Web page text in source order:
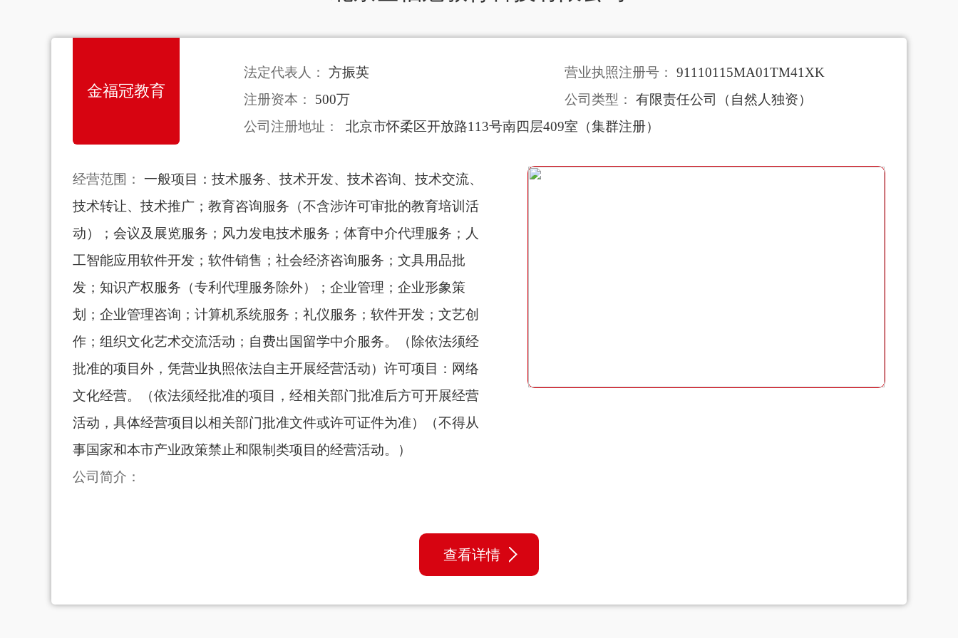
金福冠教育
法定代表人： 方振英 营业执照注册号：
91110115MA01TM41XK
注册资本：
500万 公司类型：
有限责任公司（自然人独资）
公司注册地址：
北京市怀柔区开放路113号南四层409室（集群注册）
经营范围：
一般项目：技术服务、技术开发、技术咨询、技术交流、
技术转让、技术推广；教育咨询服务（不含涉许可审批的教育培训活
动）；会议及展览服务；风力发电技术服务；体育中介代理服务；人
工智能应用软件开发；软件销售；社会经济咨询服务；文具用品批
发；知识产权服务（专利代理服务除外）；企业管理；企业形象策
划；企业管理咨询；计算机系统服务；礼仪服务；软件开发；文艺创
作；组织文化艺术交流活动；自费出国留学中介服务。（除依法须经
批准的项目外，凭营业执照依法自主开展经营活动）许可项目：网络
文化经营。（依法须经批准的项目，经相关部门批准后方可开展经营
活动，具体经营项目以相关部门批准文件或许可证件为准）（不得从
事国家和本市产业政策禁止和限制类项目的经营活动。）
公司简介：
查看详情